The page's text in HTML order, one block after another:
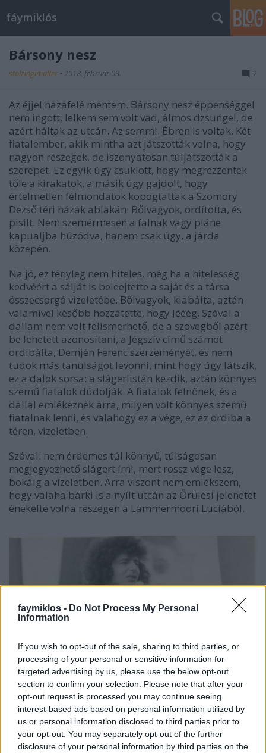
faymiklos - Do Not Process My Personal
Information
If you wish to opt-out of the sale, sharing to third parties, or
processing of your personal or sensitive information for
targeted advertising by us, please use the below opt-out
section to confirm your selection. Please note that after your
opt-out request is processed you may continue seeing
interest-based ads based on personal information utilized by
us or personal information disclosed to third parties prior to
your opt-out. You may separately opt-out of the further
disclosure of your personal information by third parties on the
fáymiklós
Bársony nesz
stolzingimalter • 2018. február 03. 2
Az éjjel hazafelé mentem. Bársony nesz éppenséggel
nem ingott, lelkem sem volt vad, álmos dzsungel, de
azért háltak az utcán. Az semmi. Ébren is voltak. Két
fiatalember, akik mintha azt játszották volna, hogy
nagyon részegek, de iszonyatosan túljátszották a
szerepet. Ez egyik úgy csuklott, hogy megrezzentek
tőle a kirakatok, a másik úgy gajdolt, hogy
értelmetlen félmondatok kopogtattak a Szomory
Dezső téri házak ablakán. Bőlvagyok, ordította, és
pisilt. Nem szemérmesen a falnak vagy pláne
kapualjba húzódva, hanem csak úgy, a járda
közepén.
Na jó, ez tényleg nem hiteles, még ha a hitelesség
kedvéért a sálját is beleejtette a saját és a társa
összecsorgó vizeletébe. Bőlvagyok, kiabálta, aztán
valamivel később hozzátette, hogy Jééég. Szóval a
dallam nem volt felismerhető, de a szövegből azért
be lehetett azonosítani, a Jégszív című számot
ordibálta, Demjén Ferenc szerzeményét, és nem
tudok más tanulságot levonni, mint hogy úgy látszik,
ez a dalok sorsa: a slágerlistán kezdik, aztán könnyes
szemű fiatalok dúdolják. A fiatalok felnőnek, és a
dallal emlékeznek arra, milyen volt könnyes szemű
fiatalnak lenni, és valahogy ez a vége, ez az ordiba a
téren, vizeletben.
Szóval: nem érdemes túl könnyű, túlságosan
megjegyezhető slágert írni, mert rossz vége lesz,
bokáig a vizeletben. Arra viszont nem emlékszem,
hogy valaha bárki is a nyílt utcán az Őrülési jelenetet
énekelte volna részegen a Lammermoori Luciából.